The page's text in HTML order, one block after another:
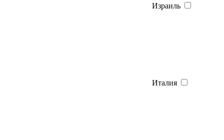
Израиль
Италия